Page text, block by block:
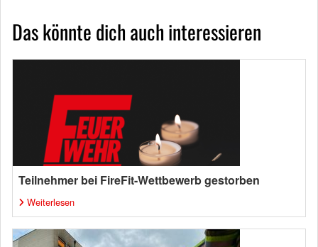
Das könnte dich auch interessieren
Teilnehmer bei FireFit-Wettbewerb gestorben
Weiterlesen